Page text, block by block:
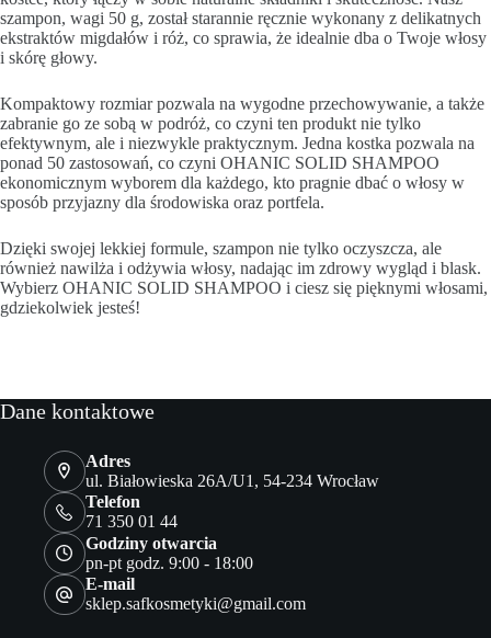
szampon, wagi 50 g, został starannie ręcznie wykonany z delikatnych
ekstraktów migdałów i róż, co sprawia, że idealnie dba o Twoje włosy
i skórę głowy.
Kompaktowy rozmiar pozwala na wygodne przechowywanie, a także
zabranie go ze sobą w podróż, co czyni ten produkt nie tylko
efektywnym, ale i niezwykle praktycznym. Jedna kostka pozwala na
ponad 50 zastosowań, co czyni OHANIC SOLID SHAMPOO
ekonomicznym wyborem dla każdego, kto pragnie dbać o włosy w
sposób przyjazny dla środowiska oraz portfela.
Dzięki swojej lekkiej formule, szampon nie tylko oczyszcza, ale
również nawilża i odżywia włosy, nadając im zdrowy wygląd i blask.
Wybierz OHANIC SOLID SHAMPOO i ciesz się pięknymi włosami,
gdziekolwiek jesteś!
Dane kontaktowe
Adres
ul. Białowieska 26A/U1, 54-234 Wrocław
Telefon
71 350 01 44
Godziny otwarcia
pn-pt godz. 9:00 - 18:00
E-mail
sklep.safkosmetyki@gmail.com